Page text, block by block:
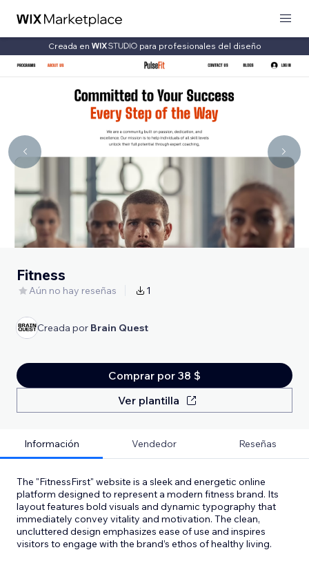
Creada en para profesionales del diseño
Fitness
Aún no hay reseñas 1
Creada por Brain Quest
Comprar por 38 $
Ver plantilla
Información Vendedor Reseñas
The "FitnessFirst" website is a sleek and energetic online
platform designed to represent a modern fitness brand. Its
layout features bold visuals and dynamic typography that
immediately convey vitality and motivation. The clean,
uncluttered design emphasizes ease of use and inspires
visitors to engage with the brand’s ethos of healthy living.